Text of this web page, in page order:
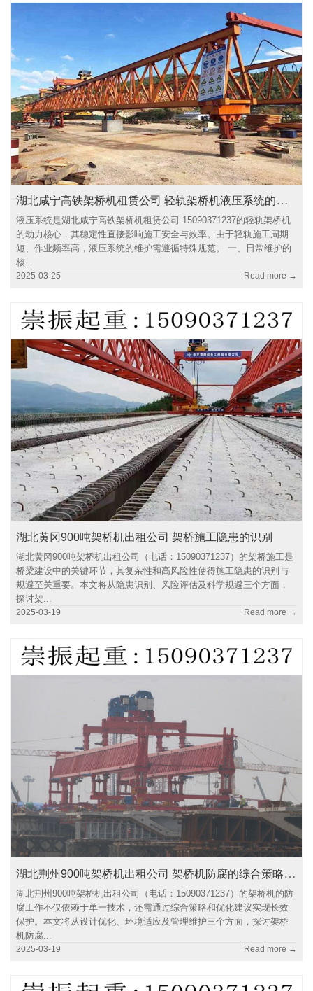
湖北咸宁高铁架桥机租赁公司 轻轨架桥机液压系统的维护要点与故障预防
液压系统是湖北咸宁高铁架桥机租赁公司 15090371237的轻轨架桥机
的动力核心，其稳定性直接影响施工安全与效率。由于轻轨施工周期
短、作业频率高，液压系统的维护需遵循特殊规范。 一、日常维护的
核...
2025-03-25 Read more →
湖北黄冈900吨架桥机出租公司 架桥施工隐患的识别
湖北黄冈900吨架桥机出租公司（电话：15090371237）的架桥施工是
桥梁建设中的关键环节，其复杂性和高风险性使得施工隐患的识别与
规避至关重要。本文将从隐患识别、风险评估及科学规避三个方面，
探讨架...
2025-03-19 Read more →
湖北荆州900吨架桥机出租公司 架桥机防腐的综合策略与优化建议
湖北荆州900吨架桥机出租公司（电话：15090371237）的架桥机的防
腐工作不仅依赖于单一技术，还需通过综合策略和优化建议实现长效
保护。本文将从设计优化、环境适应及管理维护三个方面，探讨架桥
机防腐...
2025-03-19 Read more →